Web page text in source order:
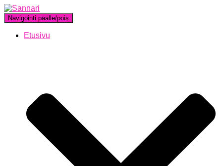
Navigointi päälle/pois
Etusivu